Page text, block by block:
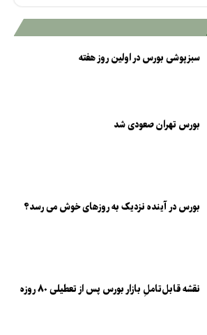
سبزپوشی بورس در اولین روز هفته
بورس تهران صعودی شد
بورس در آینده نزدیک به روزهای خوش می رسد؟
نقشه قابل‌تاملِ بازار بورس پس از تعطیلی ۸۰ روزه